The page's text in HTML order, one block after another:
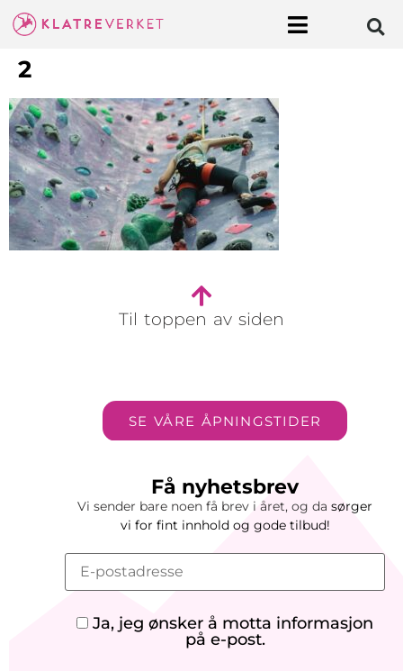
2
Til toppen av siden
SE VÅRE ÅPNINGSTIDER
Få nyhetsbrev
Vi sender bare noen få brev i året, og da sørger
vi for fint innhold og gode tilbud!
Ja, jeg ønsker å motta informasjon
på e-post.